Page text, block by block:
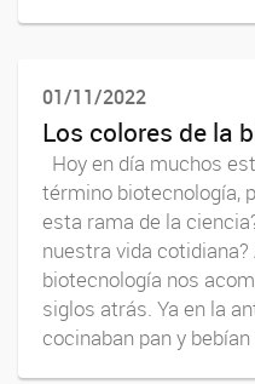
01/11/2022
Los colores de la
Hoy en día muchos
término biotecnología,
esta rama de la
nuestra vida
biotecnología nos
siglos atrás. Ya en la
cocinaban pan y